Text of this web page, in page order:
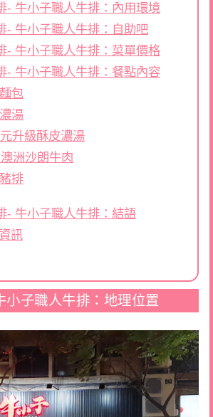
- 牛小子職人牛排：內用環境
- 牛小子職人牛排：自助吧
- 牛小子職人牛排：菜單價格
- 牛小子職人牛排：餐點內容
包
湯
升級酥皮濃湯
洲沙朗牛肉
排
- 牛小子職人牛排：結語
訊
小子職人牛排：地理位置